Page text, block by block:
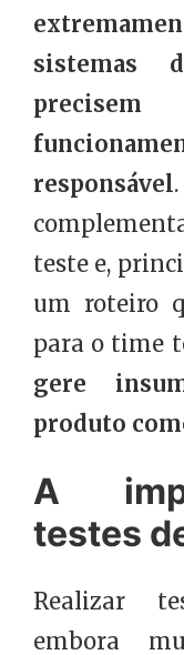
sistemas
responsável
teste e,
um roteiro
para o time
gere
produto
A
testes
Realizar
embora